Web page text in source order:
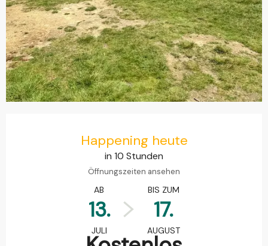
Happening heute
in 10 Stunden
Öffnungszeiten ansehen
AB
13.
JULI
BIS ZUM
17.
AUGUST